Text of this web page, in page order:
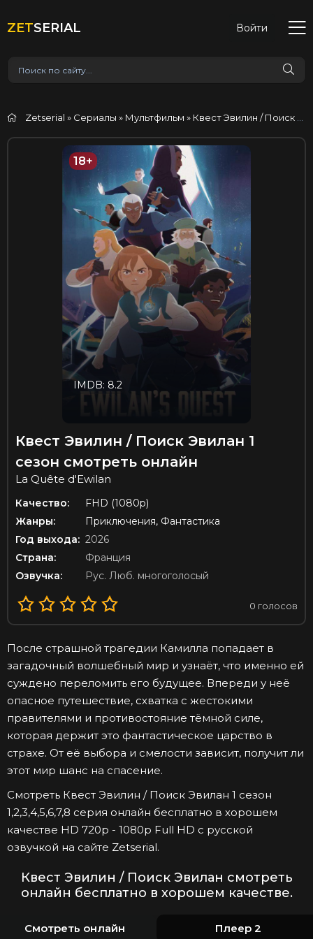
ZETSERIAL Войти
Zetserial » Сериалы » Мультфильм » Квест Эвилин / Поиск Эвилан
18+
IMDB: 8.2
Квест Эвилин / Поиск Эвилан 1
сезон смотреть онлайн
La Quête d'Ewilan
Качество:
FHD (1080p)
Жанры:
Приключения, Фантастика
Год выхода: 2026
Страна:
Франция
Озвучка:
Рус. Люб. многоголосый
0 голосов
После страшной трагедии Камилла попадает в
загадочный волшебный мир и узнаёт, что именно ей
суждено переломить его будущее. Впереди у неё
опасное путешествие, схватка с жестокими
правителями и противостояние тёмной силе,
которая держит это фантастическое царство в
страхе. От её выбора и смелости зависит, получит ли
этот мир шанс на спасение.
Смотреть Квест Эвилин / Поиск Эвилан 1 сезон
1,2,3,4,5,6,7,8 серия онлайн бесплатно в хорошем
качестве HD 720p - 1080p Full HD с русской
озвучкой на сайте Zetserial.
Квест Эвилин / Поиск Эвилан смотреть
онлайн бесплатно в хорошем качестве.
Смотреть онлайн Плеер 2